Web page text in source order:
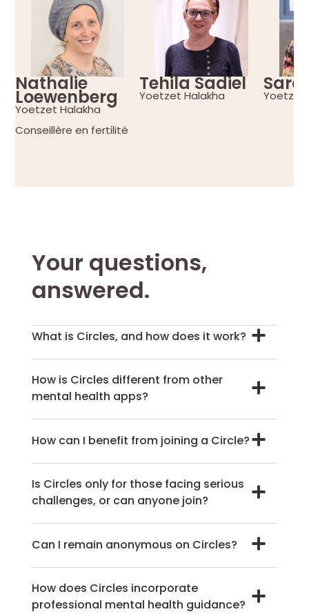
Nathalie
Loewenberg
Yoetzet Halakha
Conseillère en fertilité
Tehila Sadiel
Yoetzet Halakha Yoetzet
Your questions,
answered.
What is Circles, and how does it work?
How is Circles different from other
mental health apps?
How can I benefit from joining a Circle?
Is Circles only for those facing serious
challenges, or can anyone join?
Can I remain anonymous on Circles?
How does Circles incorporate
professional mental health guidance?